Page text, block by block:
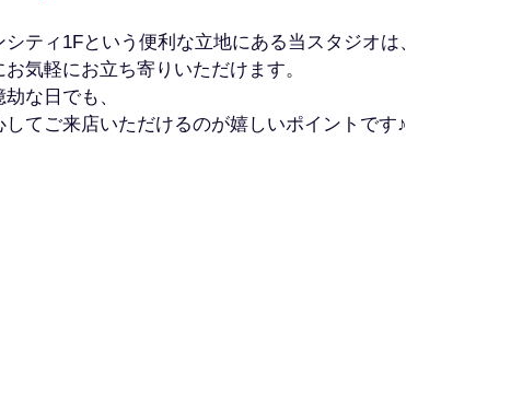
ティ1Fという便利な立地にある当スタジオは、
気軽にお立ち寄りいただけます。
な日でも、
てご来店いただけるのが嬉しいポイントです♪